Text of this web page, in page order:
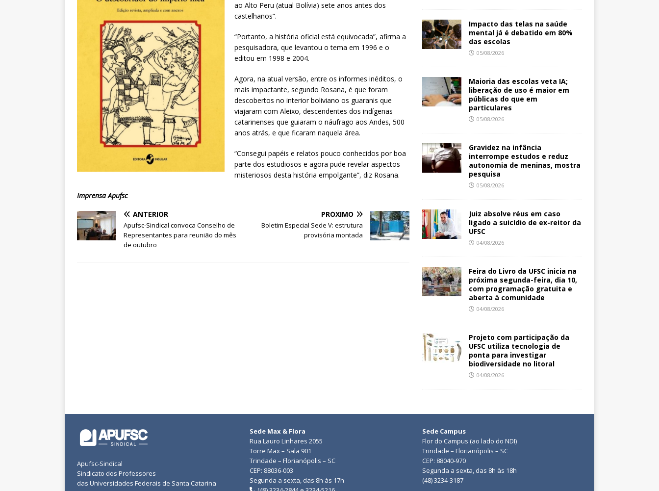
ao Alto Peru (atual Bolívia) sete anos antes dos
castelhanos”.
“Portanto, a história oficial está equivocada”, afirma a
pesquisadora, que levantou o tema em 1996 e o
editou em 1998 e 2004.
Agora, na atual versão, entre os informes inéditos, o
mais impactante, segundo Rosana, é que foram
descobertos no interior boliviano os guaranis que
viajaram com Aleixo, descendentes dos indígenas
catarinenses que guiaram o náufrago aos Andes, 500
anos atrás, e que ficaram naquela área.
“Consegui papéis e relatos pouco conhecidos por boa
parte dos estudiosos e agora pude revelar aspectos
misteriosos desta história empolgante”, diz Rosana.
Imprensa Apufsc
ANTERIOR
Apufsc-Sindical convoca Conselho de
Representantes para reunião do mês
de outubro
PRÓXIMO
Boletim Especial Sede V: estrutura
provisória montada
Impacto das telas na saúde
mental já é debatido em 80%
das escolas
05/08/2026
Maioria das escolas veta IA;
liberação de uso é maior em
públicas do que em
particulares
05/08/2026
Gravidez na infância
interrompe estudos e reduz
autonomia de meninas, mostra
pesquisa
05/08/2026
Juiz absolve réus em caso
ligado a suicídio de ex-reitor da
UFSC
04/08/2026
Feira do Livro da UFSC inicia na
próxima segunda-feira, dia 10,
com programação gratuita e
aberta à comunidade
04/08/2026
Projeto com participação da
UFSC utiliza tecnologia de
ponta para investigar
biodiversidade no litoral
04/08/2026
Apufsc-Sindical
Sindicato dos Professores
das Universidades Federais de Santa Catarina
Sede Max & Flora
Rua Lauro Linhares 2055
Torre Max – Sala 901
Trindade – Florianópolis – SC
CEP: 88036-003
Segunda a sexta, das 8h às 17h
Sede Campus
Flor do Campus (ao lado do NDI)
Trindade – Florianópolis – SC
CEP: 88040-970
Segunda a sexta, das 8h às 18h
(48) 3234-3187